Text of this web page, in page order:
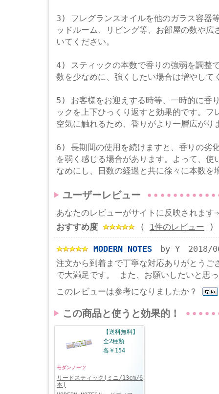
3) フレグランスオイルを他のガラス容器
ッドルーム、リビング等、お部屋の数や
いてください。
4) スティックの本数で香りの強弱を調整
数を少なめに、強くしたい場合は増やして
5) お客様をお迎えする時等、一時的に香
ックを上下ひっくり返すと効果的です。
空気に触れるため、香りがより一層広がり
6) 長期間の使用を続けますと、香りの劣
を弱く感じる場合があります。よって、使
なめにし、日数の経過と共に徐々に本数を
ユーザーレビュー
あなたのレビューがサイトに反映されま
おすすめ度
( 1件のレビュー )
MODERN NOTES by Y 2018/
注文から到着まで丁寧な対応ありがとう
で大満足です。 また、お願いしたいと思
このレビューは参考になりましたか？
この商品と使うと効果的！
【送料無料】
全2種類
各￥154
モダンノーツ
リードスティック(ミニ/13cm/6
本)